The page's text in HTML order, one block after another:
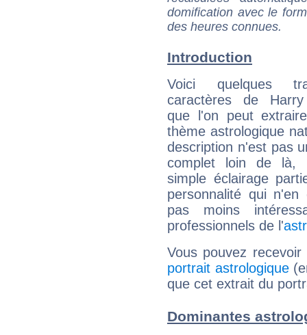
domification avec le
des heures connues.
Introduction
Voici quelques
caractères de
que l'on peut
thème astrologique
description n'est pas
complet loin de là,
simple éclairage
personnalité qui n'en
pas moins
professionnels de l'
Vous pouvez
portrait astrologique
que cet extrait du
Dominantes